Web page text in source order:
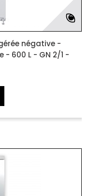
négative -
- 600 L - GN 2/1 -